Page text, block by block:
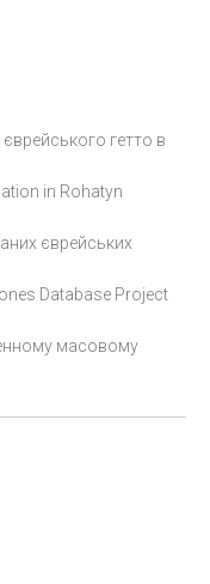
гетто в
in Rohatyn
єврейських
Database Project
масовому